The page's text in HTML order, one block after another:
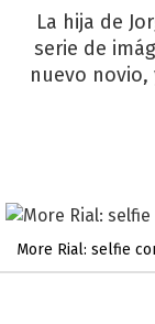
La hija de
serie de
nuevo
More Rial: selfie